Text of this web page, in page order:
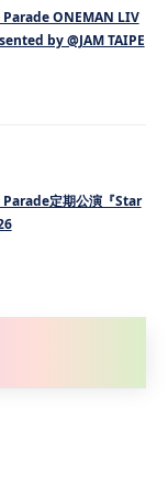
Parade ONEMAN LIV
by @JAM TAIPE
Parade定期公演『Star